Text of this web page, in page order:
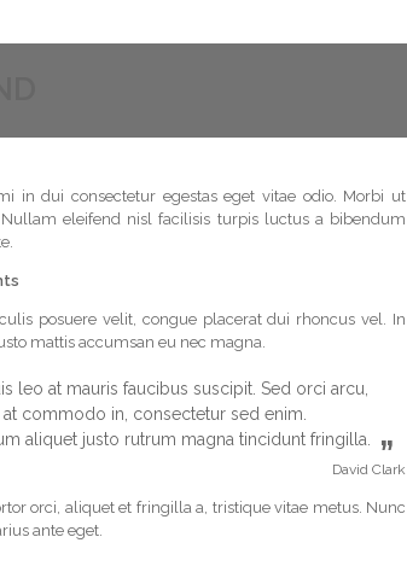
in dui consectetur egestas eget vitae odio. Morbi ut
eleifend nisl facilisis turpis luctus a bibendum
posuere velit, congue placerat dui rhoncus vel. In
mattis accumsan eu nec magna.
leo at mauris faucibus suscipit. Sed orci arcu,
commodo in, consectetur sed enim.
aliquet justo rutrum magna tincidunt fringilla.
”
David Clark
orci, aliquet et fringilla a, tristique vitae metus. Nunc
ante eget.